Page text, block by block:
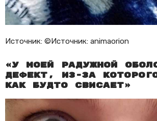
Источник: ©Источник: animaorion
«У моей радужной
дефект, из-за
как будто свисает»